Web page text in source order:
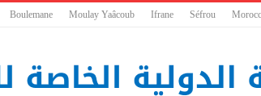
Boulemane Moulay Yaâcoub Ifrane Séfrou